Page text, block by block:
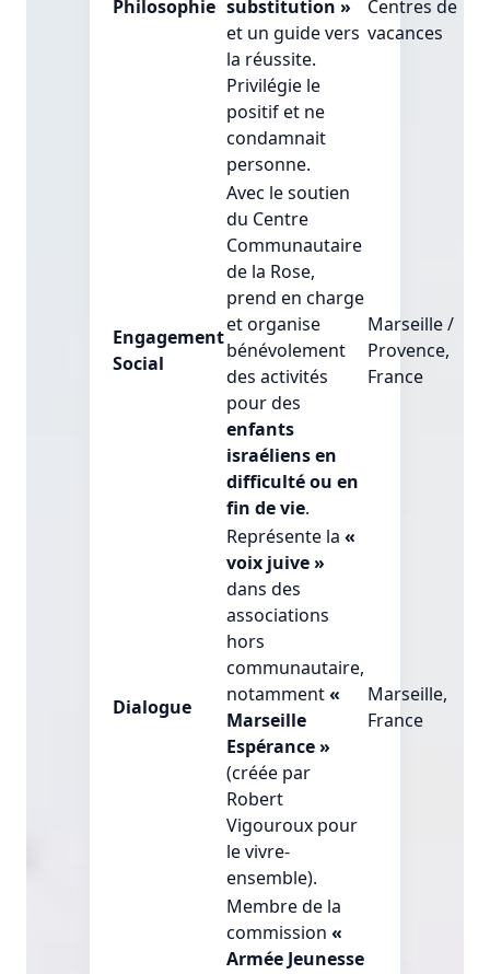
Philosophie substitution »
et un guide vers
la réussite.
Privilégie le
positif et ne
condamnait
personne.
Centres de
vacances
Engagement
Social
Avec le soutien
du Centre
Communautaire
de la Rose,
prend en charge
et organise
bénévolement
des activités
pour des
enfants
israéliens en
difficulté ou en
fin de vie.
Marseille /
Provence,
France
Dialogue
Représente la«
voix juive »
dans des
associations
hors
communautaire,
notamment«
Marseille
Espérance »
(créée par
Robert
Vigouroux pour
le vivre-
ensemble).
Marseille,
France
Membre de la
commission«
Armée Jeunesse